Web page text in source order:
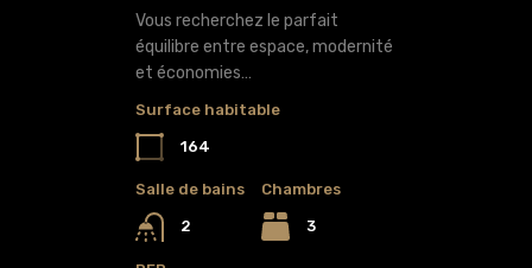
Vous recherchez le parfait
équilibre entre espace, modernité
et économies…
Surface habitable
164
Salle de bains
2
Chambres
3